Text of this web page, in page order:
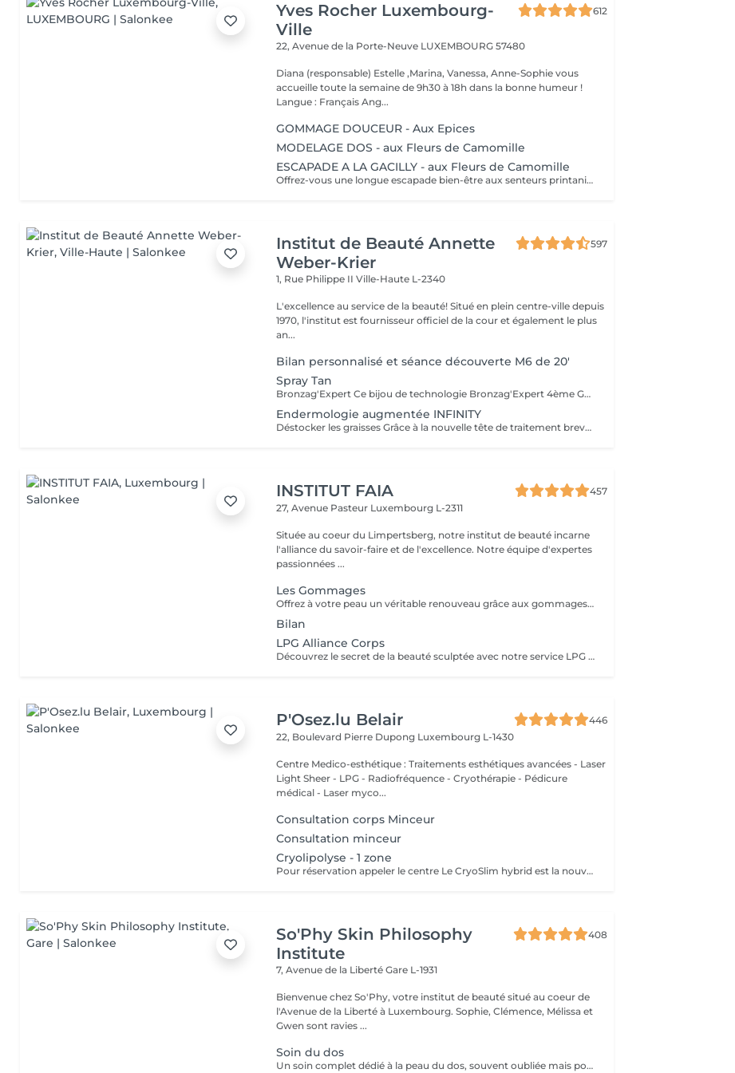
Yves Rocher Luxembourg-
Ville
612
22, Avenue de la Porte-Neuve LUXEMBOURG 57480
Diana (responsable) Estelle ,Marina, Vanessa, Anne-Sophie vous
accueille toute la semaine de 9h30 à 18h dans la bonne humeur !
Langue : Français Ang...
GOMMAGE DOUCEUR - Aux Epices
MODELAGE DOS - aux Fleurs de Camomille
ESCAPADE A LA GACILLY - aux Fleurs de Camomille
Offrez-vous une longue escapade bien-être aux senteurs printanières de Camomille, fleur emblématique de nos champs à la Gacilly. le temps s'est arrêté. Incroyablement relaxé et en harmonie, votre corps et votre esprits retrouvent leur équilibre.
Institut de Beauté Annette
Weber-Krier
597
1, Rue Philippe IIVille-Haute L-2340
L'excellence au service de la beauté! Situé en plein centre-ville depuis
1970, l'institut est fournisseur officiel de la cour et également le plus
an...
Bilan personnalisé et séance découverte M6 de 20'
Spray Tan
Bronzag'Expert Ce bijou de technologie Bronzag'Expert 4ème Génération fonctionnant avec notre lotion, offre un bronzage sur-mesure sans exposition aux UV. Grâce à sa composition 99% naturelle contenant un activateur de mélanine et des actifs hydratants, vous allez retrouver une peau bronzée, revitalisée et repulpée.
Endermologie augmentée INFINITY
Déstocker les graisses Grâce à la nouvelle tête de traitement brevetée Alliance, endermologie® permet de cibler et daffiner les zones rebelles à lexercice et à lhygiène alimentaire (bras, dos, ventre, taille, cuisses..) tout en sadaptant précisément aux besoins de chaque peau. Lisser la cellulite La cellulite, qui touche 90 % des femmes même les plus minces et les plus sportives, résulte à la fois dun stockage de graisses dans les adipocytes (cellules graisseuses) et dune rétention deau tout autour. Raffermir la peau Variations de poids, grossesses, temps qui passe la peau perd progressivement de sa tonicité et de sa souplesse. Même si ce relâchement cutané concerne tout le corps, certaines zones y sont plus sensibles : intérieur des cuisses, ventre, bras, etc Retrouver des jambes légères Jambes lourdes et douloureuses, chevilles ou pieds gonflés ces symptômes traduisent une mauvaise circulation sanguine et lymphatique. Les toxines saccumulent dans lorganisme, ce qui explique de telles variations de volume en une même journée ou à différents moments du cycle féminin. Bien-être Découvrez des parcours de soins au concept exclusif, pour une efficacité et une détente incomparables.
INSTITUT FAIA
457
27, Avenue Pasteur Luxembourg L-2311
Située au coeur du Limpertsberg, notre institut de beauté incarne
l'alliance du savoir-faire et de l'excellence. Notre équipe d'expertes
passionnées ...
Les Gommages
Offrez à votre peau un véritable renouveau grâce aux gommages corps Gemology. Enrichis en extraits minéraux précieux et en ingrédients naturels, ils exfolient en douceur, éliminent les cellules mortes et révèlent l'éclat de la peau. Leur texture sensorielle et leurs parfums délicats transforment l'exfoliation en un rituel de bien-être luxueux. Résultat : une peau lisse, douce, parfaitement préparée à recevoir les soins suivants.
Bilan
LPG Alliance Corps
Découvrez le secret de la beauté sculptée avec notre service LPG Endermologie. Cette technologie de pointe est votre alliée pour une silhouette redessinée et une peau radieuse. Les soins Endermologie stimulent naturellement la production de collagène et d'élastine, réduisent l'aspect de la cellulite et raffermissent votre peau. Les résultats sont visibles dès les premières séances, vous laissant avec une confiance et une élégance accrues. Révélez votre beauté intérieure avec une silhouette plus harmonieuse. Optez pour le bien-être et la beauté, choisissez LPG Endermologie dès aujourd'hui.
P'Osez.lu Belair
446
22, Boulevard Pierre Dupong Luxembourg L-1430
Centre Medico-esthétique : Traitements esthétiques avancées - Laser
Light Sheer - LPG - Radiofréquence - Cryothérapie - Pédicure
médical - Laser myco...
Consultation corps Minceur
Consultation minceur
Cryolipolyse - 1 zone
Pour réservation appeler le centre Le CryoSlim hybrid est la nouvelle génération de Cryolipolyse médicale (traitement des cellules de graisse par le froid). CryoSlim hybrid est le seul appareil d'amincissement à garantir les résultats minceur cliniquement supérieurs à la moyenne et exclusivement avec des températures de traitement saines et sans danger pour l'organisme. Ce traitement concerne les hommes et les femmes qui présentent une ou plusieurs zones localisées souvent résistantes aux efforts de régime et sport : ventre, poignées d'amour, culotte de cheval, intérieur des cuisses, genoux, bras, dos.
So'Phy Skin Philosophy
Institute
408
7, Avenue de la LibertéGare L-1931
Bienvenue chez So'Phy, votre institut de beauté situé au coeur de
l'Avenue de la Liberté à Luxembourg. Sophie, Clémence, Mélissa et
Gwen sont ravies ...
Soin du dos
Un soin complet dédié à la peau du dos, souvent oubliée mais pourtant sujette aux tensions et aux imperfections. Ce soin débute par un nettoyage et une exfoliation afin de purifier la peau, affiner le grain de peau et améliorer sa texture. Selon vos besoins et la durée choisie (30 ou 60 minutes), un travail plus ciblé peut être réalisé pour désincruster la peau et rééquilibrer les zones concernées. Le soin se termine par un massage relaxant, permettant de relâcher les tensions accumulées et de procurer une sensation immédiate de bien-être. La peau est plus nette, plus douce et le dos profondément détendu. Un soin idéal pour prendre soin de cette zone souvent négligée tout en s'accordant un moment de détente.